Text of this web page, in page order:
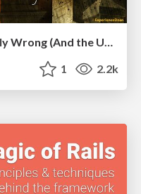
Digital Projects Gone Horribly Wrong (And the UX Pros Who Still Save the Day) - Dean Schuster
1 2.2k